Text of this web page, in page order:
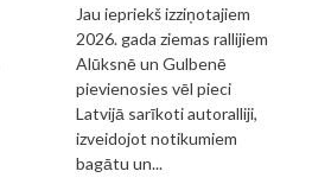
Jau iepriekš izziņotajiem
2026. gada ziemas rallijiem
Alūksnē un Gulbenē
pievienosies vēl pieci
Latvijā sarīkoti autoralliji,
izveidojot notikumiem
bagātu un...